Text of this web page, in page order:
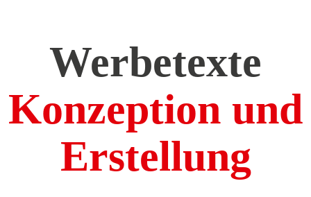
Werbetexte
Konzeption und
Erstellung